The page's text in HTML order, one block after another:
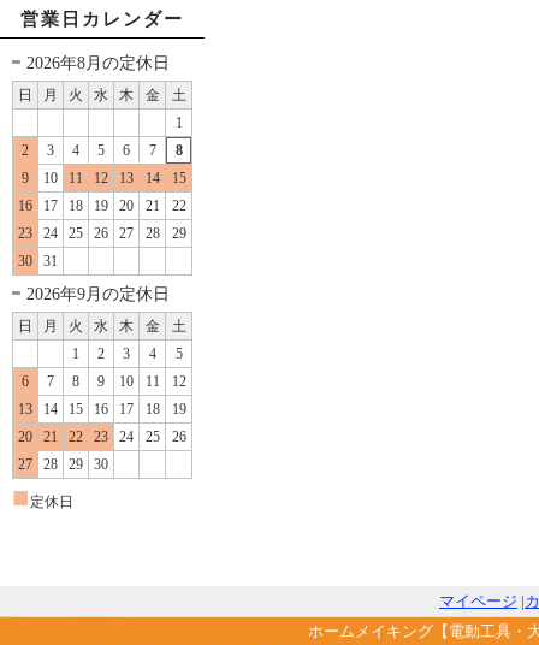
営業日カレンダー
2026年8月の定休日
日 月 火 水 木 金
土
1
2
3 4 5 6 7
8
9
10 11 12 13 14
15
16
17 18 19 20 21
22
23
24 25 26 27 28
29
30
31
2026年9月の定休日
日 月 火 水 木 金
土
1
2 3 4
5
6
7 8 9 10 11
12
13
14 15 16 17 18
19
20
21 22 23 24 25
26
27
28 29 30
■ 定休日
マイページ |
ホームメイキング【電動工具・